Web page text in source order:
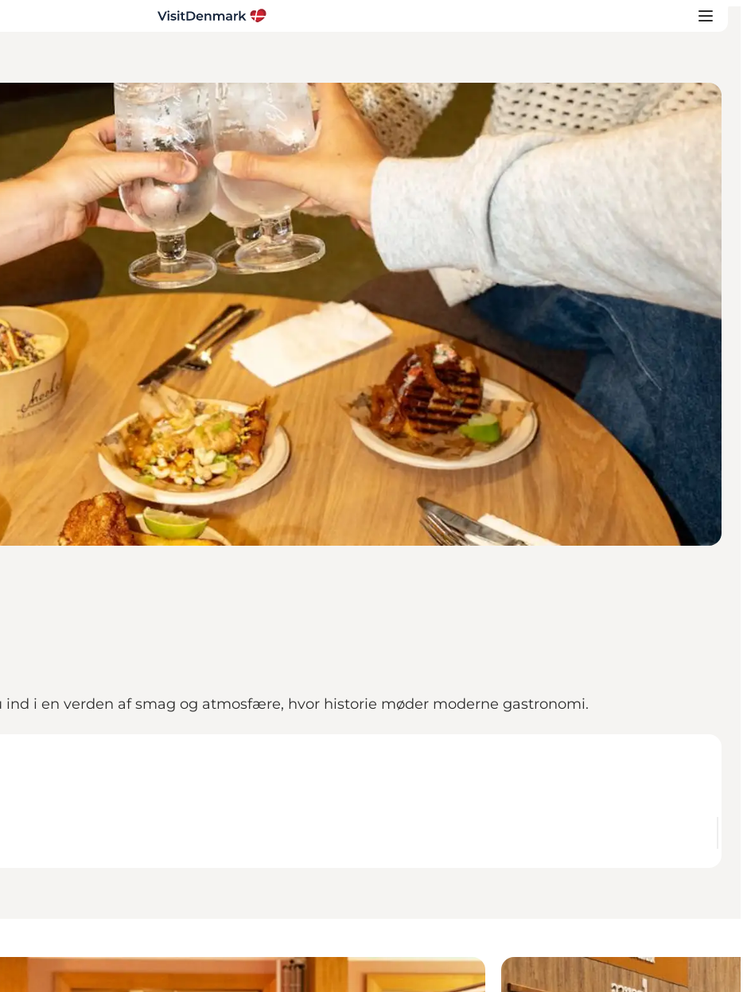
i en verden af smag og atmosfære, hvor historie møder moderne gastronomi.